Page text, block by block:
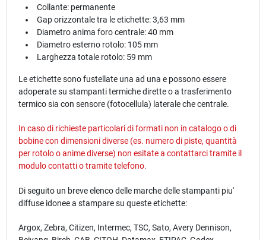
Collante: permanente
Gap orizzontale tra le etichette: 3,63 mm
Diametro anima foro centrale: 40 mm
Diametro esterno rotolo: 105 mm
Larghezza totale rotolo: 59 mm
Le etichette sono fustellate una ad una e possono essere
adoperate su stampanti termiche dirette o a trasferimento
termico sia con sensore (fotocellula) laterale che centrale.
In caso di richieste particolari di formati non in catalogo o di
bobine con dimensioni diverse (es. numero di piste, quantità
per rotolo o anime diverse) non esitate a contattarci tramite il
modulocontattio tramite telefono.
Di seguito un breve elenco delle marche delle stampanti piu'
diffuse idonee a stampare su queste etichette:
Argox, Zebra, Citizen, Intermec, TSC, Sato, Avery Dennison,